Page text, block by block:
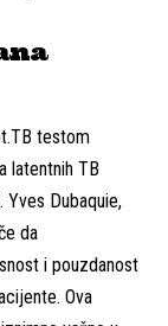
testom
latentnih TB
Dubaquie,
da
i pouzdanost
Ova